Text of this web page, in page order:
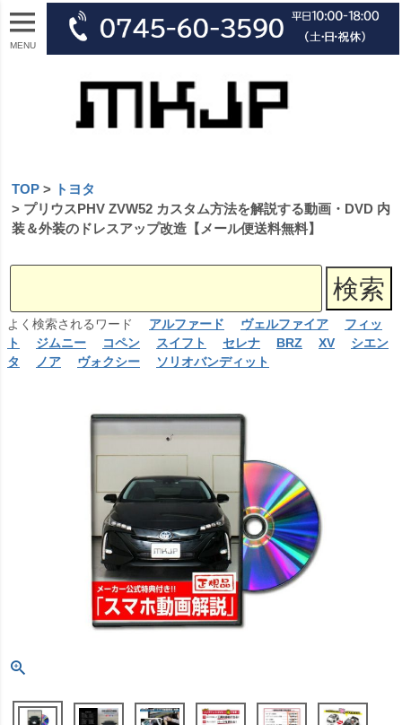
MENU
TOP
トヨタ
プリウスPHV ZVW52 カスタム方法を解説する動画・DVD 内
装＆外装のドレスアップ改造【メール便送料無料】
よく検索されるワード アルファード ヴェルファイア
フィッ
ト
ジムニー コペン スイフト セレナ BRZ XV
シエン
タ
ノア ヴォクシー ソリオバンディット